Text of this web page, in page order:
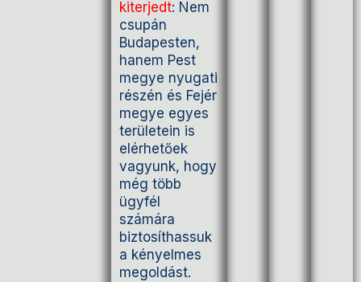
kiterjedt: Nem
csupán
Budapesten,
hanem Pest
megye nyugati
részén és Fejér
megye egyes
területein is
elérhetőek
vagyunk, hogy
még több
ügyfél
számára
biztosíthassuk
a kényelmes
megoldást.